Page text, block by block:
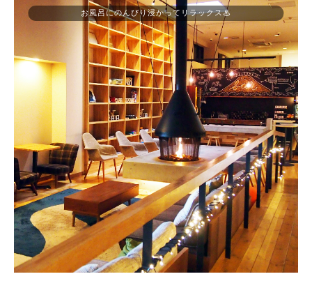
お風呂にのんびり浸かってリラックス♨